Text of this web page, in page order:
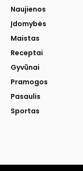
Naujienos
Įdomybės
Maistas
Receptai
Gyvūnai
Pramogos
Pasaulis
Sportas